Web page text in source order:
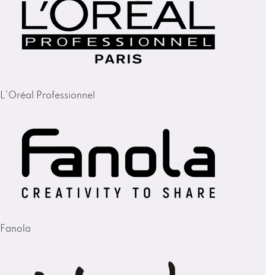
L'Oréal Professionnel
Fanola